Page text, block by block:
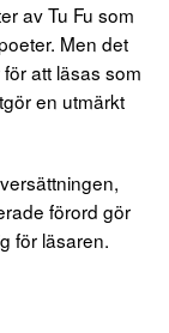
av Tu Fu som
Men det
att läsas som
en utmärkt
förord gör
för läsaren.